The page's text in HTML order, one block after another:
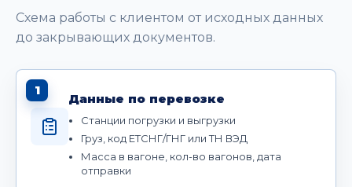
Схема работы с клиентом от исходных данных
до закрывающих документов.
1
Данные по перевозке
Станции погрузки и выгрузки
Груз, код ЕТСНГ/ГНГ или ТН ВЭД
Масса в вагоне, кол-во вагонов, дата
отправки